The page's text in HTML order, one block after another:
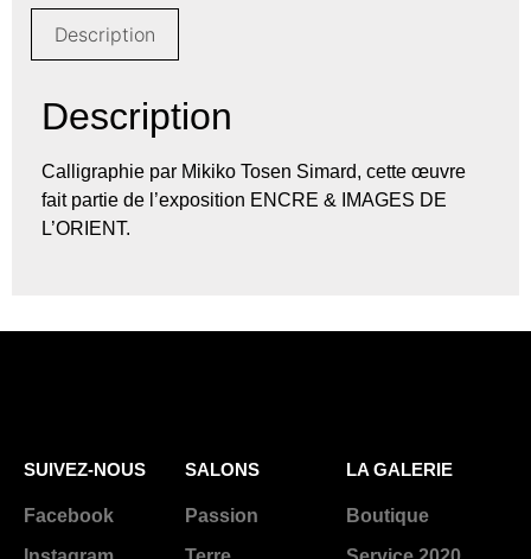
Description
Description
Calligraphie par Mikiko Tosen Simard, cette œuvre
fait partie de l’exposition ENCRE & IMAGES DE
L’ORIENT.
SUIVEZ-NOUS
Facebook
SALONS
Passion
LA GALERIE
Boutique